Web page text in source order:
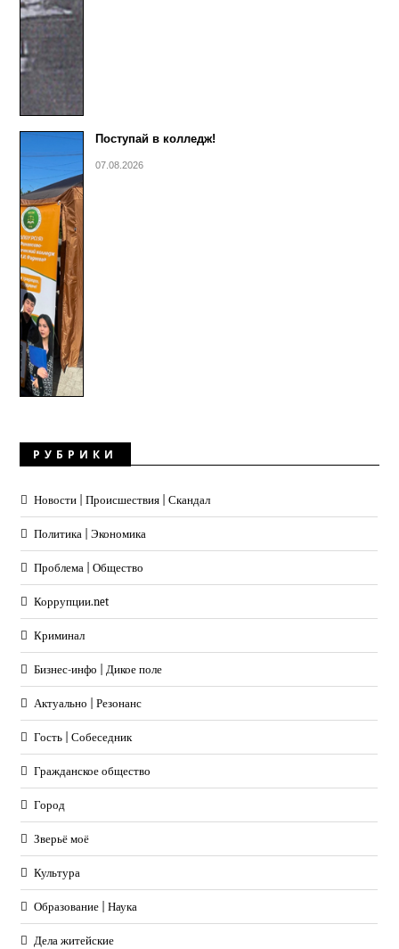
Поступай в колледж!
07.08.2026
РУБРИКИ
Новости | Происшествия | Скандал
Политика | Экономика
Проблема | Общество
Коррупции.net
Криминал
Бизнес-инфо | Дикое поле
Актуально | Резонанс
Гость | Собеседник
Гражданское общество
Город
Зверьё моё
Культура
Образование | Наука
Дела житейские